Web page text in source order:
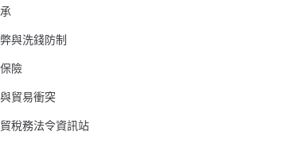
與洗錢防制
險
貿易衝突
稅務法令資訊站